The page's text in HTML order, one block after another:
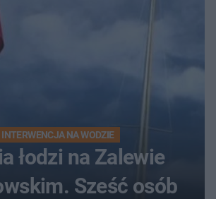
INTERWENCJA NA WODZIE
łodzi na Zalewie
Sześć osób